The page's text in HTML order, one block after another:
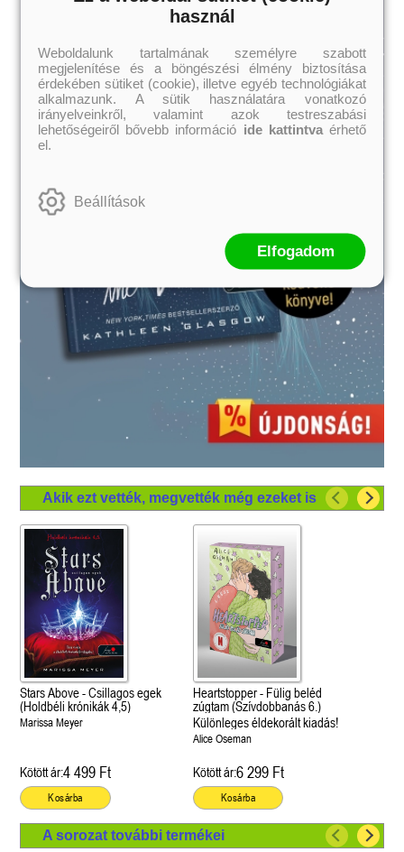
Akik ezt vették, megvették még ezeket is
Stars Above - Csillagos egek
(Holdbéli krónikák 4,5)
Marissa Meyer
Kötött ár:4 499 Ft
Kosárba
Heartstopper - Fülig beléd
zúgtam (Szívdobbanás 6.)
Különleges éldekorált kiadás!
Alice Oseman
Kötött ár:6 299 Ft
Kosárba
A sorozat további termékei
használ
Weboldalunk tartalmának személyre szabott
megjelenítése és a böngészési élmény biztosítása
érdekében sütiket (cookie), illetve egyéb technológiákat
alkalmazunk. A sütik használatára vonatkozó
irányelveinkről, valamint azok testreszabási
lehetőségeiről bővebb információ ide kattintvaérhető
el.
Beállítások
Elfogadom